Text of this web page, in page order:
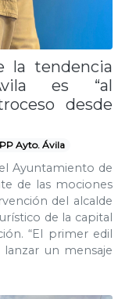
la tendencia
es “al
desde
Ayto. Ávila
Ayuntamiento de
de las mociones
del alcalde
de la capital
“El primer edil
un mensaje